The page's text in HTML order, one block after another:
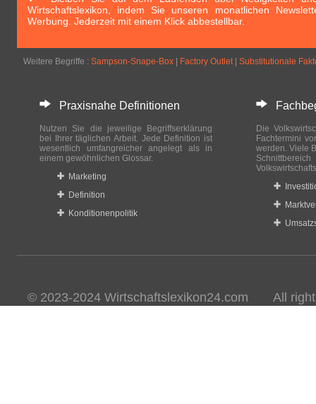
Wirtschaftslexikon, indem Sie unseren monatlichen
Werbung. Jederzeit mit einem Klick abbestellbar.
Weitere Begriffe : Sampson-Snape-Box Factory Outlet| Substitutionale
Praxisnahe Definitionen
Nutzen Sie die jeweilige Begriffserklärung
bei Ihrer täglichen Arbeit. Jede Definition ist
wesentlich umfangreicher angelegt als in
einem gewöhnlichen Glossar.
Marketing
Definition
Konditionenpolitik
Die
Fachtermini
werden. Viele
© 2023-2024 Wirtschaftslexikon24.com All